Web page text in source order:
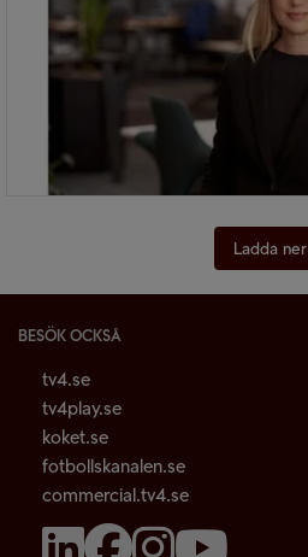
Ladda ner
BESÖK OCKSÅ
tv4.se
tv4play.se
koket.se
fotbollskanalen.se
commercial.tv4.se